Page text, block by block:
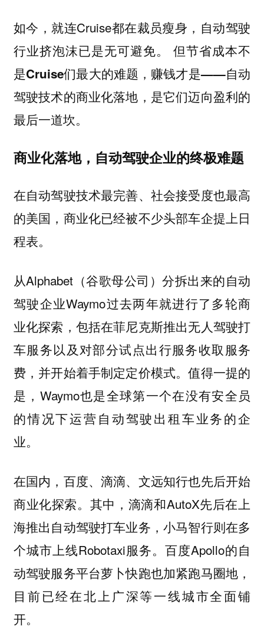
如今，就连Cruise都在裁员瘦身，自动驾驶
行业挤泡沫已是无可避免。但节省成本不
是Cruise们最大的难题，赚钱才是——自动
驾驶技术的商业化落地，是它们迈向盈利的
最后一道坎。
商业化落地，自动驾驶企业的终极难题
在自动驾驶技术最完善、社会接受度也最高
的美国，商业化已经被不少头部车企提上日
程表。
从Alphabet（谷歌母公司）分拆出来的自动
驾驶企业Waymo过去两年就进行了多轮商
业化探索，包括在菲尼克斯推出无人驾驶打
车服务以及对部分试点出行服务收取服务
费，并开始着手制定定价模式。值得一提的
是，Waymo也是全球第一个在没有安全员
的情况下运营自动驾驶出租车业务的企
业。
在国内，百度、滴滴、文远知行也先后开始
商业化探索。其中，滴滴和AutoX先后在上
海推出自动驾驶打车业务，小马智行则在多
个城市上线Robotaxi服务。百度Apollo的自
动驾驶服务平台萝卜快跑也加紧跑马圈地，
目前已经在北上广深等一线城市全面铺
开。